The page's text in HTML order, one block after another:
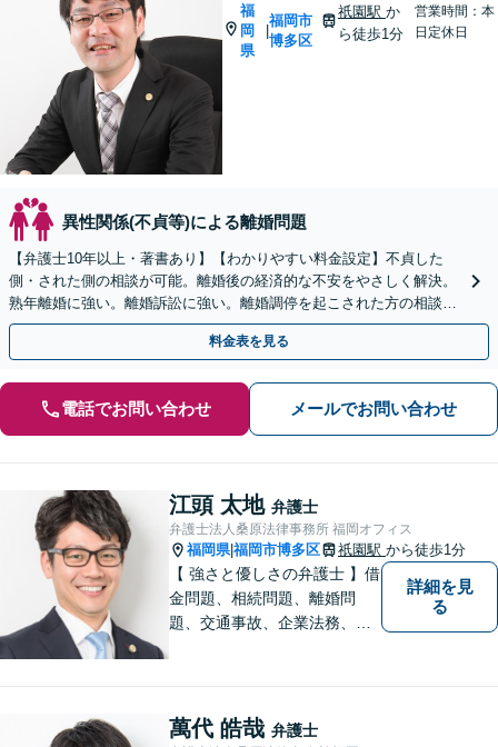
福
岡
県
福岡市
博多区
祇園駅 か
ら徒歩1分
営業時間：本
日定休日
異性関係(不貞等)による離婚問題
【弁護士10年以上・著書あり】【わかりやすい料金設定】不貞した
側・された側の相談が可能。離婚後の経済的な不安をやさしく解決。
熟年離婚に強い。離婚訴訟に強い。離婚調停を起こされた方の相談に
も対応しています。
料金表を見る
電話でお問い合わせ メールでお問い合わせ
江頭 太地 弁護士
弁護士法人桑原法律事務所 福岡オフィス
福岡県|福岡市博多区 祇園駅 から徒歩1分
【 強さと優しさの弁護士 】借
金問題、相続問題、離婚問
題、交通事故、企業法務、刑
よる迅速で最適なリーガルサ
詳細を見
る
萬代 皓哉 弁護士